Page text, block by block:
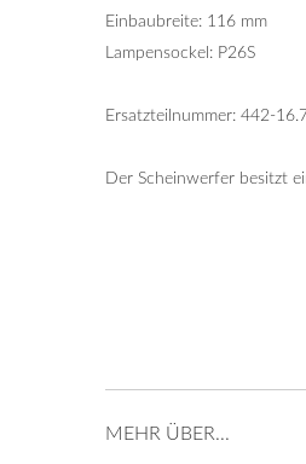
Einbaubreite: 116 mm
Lampensockel: P26S
Ersatzteilnummer: 442-
Der Scheinwerfer besitzt
MEHR ÜBER...